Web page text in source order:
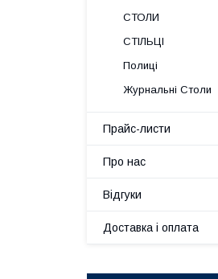
СТОЛИ
СТІЛЬЦІ
Полиці
Журнальні Столи
Прайс-листи
Про нас
Відгуки
Доставка і оплата